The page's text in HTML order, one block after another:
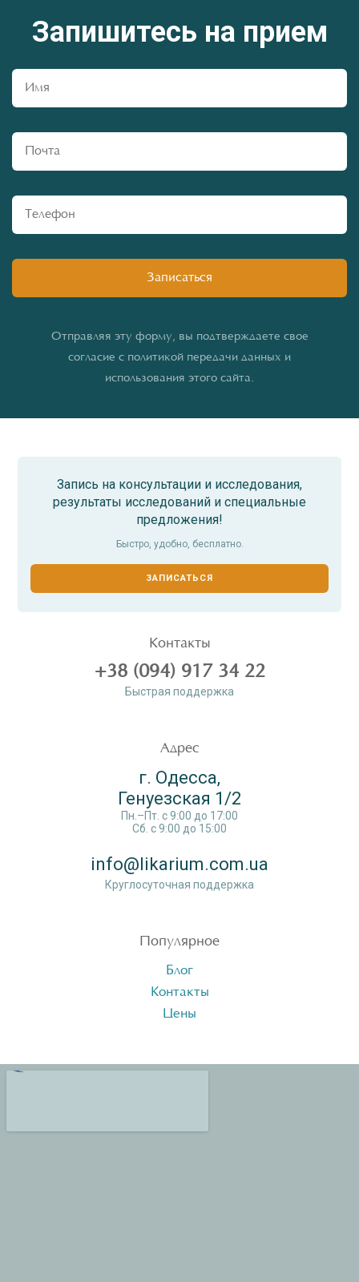
Запишитесь на прием
Отправляя эту форму, вы подтверждаете свое
согласие с политикой передачи данных и
использования этого сайта.
Запись на консультации и исследования,
результаты исследований и специальные
предложения!
Быстро, удобно, бесплатно.
ЗАПИСАТЬСЯ
Контакты
+38 (094) 917 34 22
Быстрая поддержка
Адрес
г. Одесса,
Генуезская 1/2
Пн.–Пт. c 9:00 до 17:00
Сб. c 9:00 до 15:00
info@likarium.com.ua
Круглосуточная поддержка
Популярное
Блог
Контакты
Цены